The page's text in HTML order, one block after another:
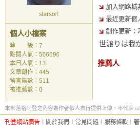
starsort
個人小檔案
等 級：7
點閱人氣：566596
本日人氣：13
文章創作：445
留言篇數：511
被推薦數： 0
加入網路城
最近更新個
創作更新：
世渡りは我
推薦人
本部落格刊登之內容為作者個人自行提供上傳，不代表
刊登網站廣告 關於我們 常見問題 服務條款